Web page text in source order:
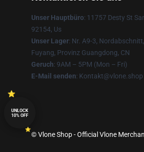
Unser Hauptbüro: 11757 Desty St
92154, Us
Unser Lager: Nr. A9-3,
Fuyang, Provinz Guangdong, CN
Geruch: 9AM – 5PM (Mon – Fri)
E-Mail senden: Kontakt@vlone.shop
© Vlone Shop - Official Vlone
UNLOCK
10% OFF